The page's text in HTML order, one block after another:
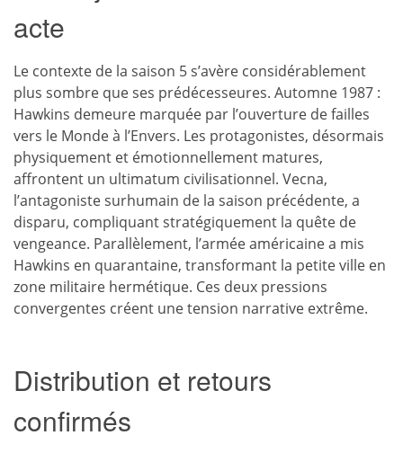
acte
Le contexte de la saison 5 s’avère considérablement
plus sombre que ses prédécesseures. Automne 1987 :
Hawkins demeure marquée par l’ouverture de failles
vers le Monde à l’Envers. Les protagonistes, désormais
physiquement et émotionnellement matures,
affrontent un ultimatum civilisationnel. Vecna,
l’antagoniste surhumain de la saison précédente, a
disparu, compliquant stratégiquement la quête de
vengeance. Parallèlement, l’armée américaine a mis
Hawkins en quarantaine, transformant la petite ville en
zone militaire hermétique. Ces deux pressions
convergentes créent une tension narrative extrême.
Distribution et retours
confirmés